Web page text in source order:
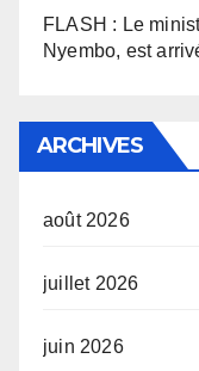
FLASH : Le
Nyembo, est
ARCHIVES
août 2026
juillet 2026
juin 2026